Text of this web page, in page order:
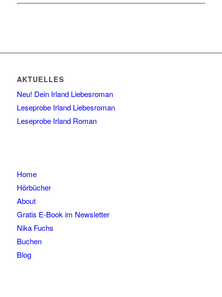
AKTUELLES
Neu! Dein Irland Liebesroman
Leseprobe Irland Liebesroman
Leseprobe Irland Roman
Home
Hörbücher
About
Gratis E-Book im Newsletter
Nika Fuchs
Buchen
Blog